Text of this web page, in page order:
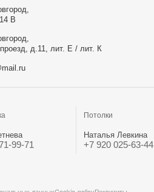
В
д.11, лит. Е / лит. К
99-71
Потолки
Наталья Левкина
+7 920 025-63-44